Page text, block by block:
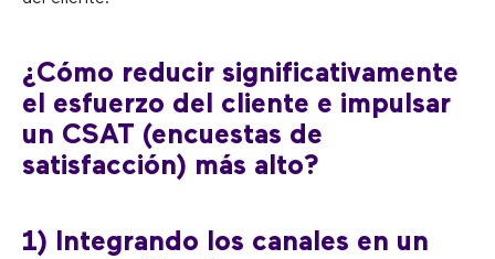
¿Cómo reducir significativamente
el esfuerzo del cliente e impulsar
un CSAT (encuestas de
satisfacción) más alto?
1) Integrando los canales en un